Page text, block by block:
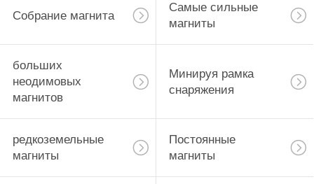
Собрание магнита
Самые сильные
магниты
больших
неодимовых
магнитов
Минируя рамка
снаряжения
редкоземельные
магниты
Постоянные
магниты